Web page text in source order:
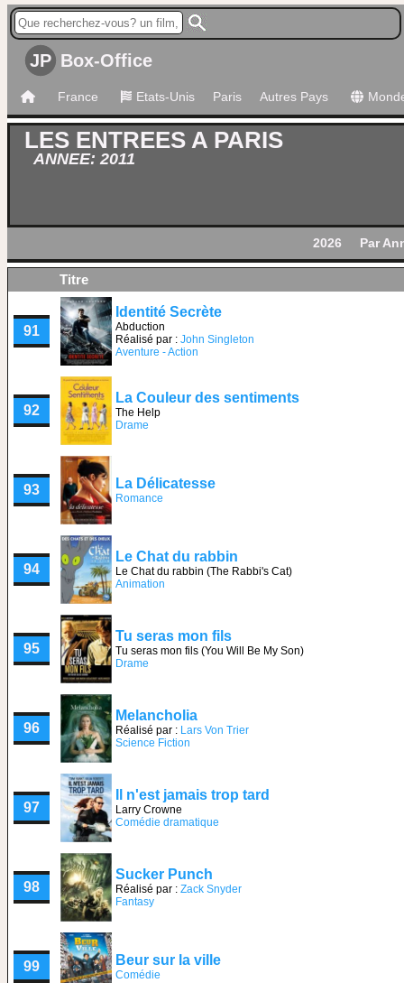
JP Box-Office
France Etats-Unis Paris Autres Pays
LES ENTREES A PARIS
ANNEE: 2011
2026 Par
Titre
91
Identité Secrète
Abduction
Réalisé par : John Singleton
Aventure - Action
92
La Couleur des sentiments
The Help
Drame
93 La Délicatesse
Romance
94
Le Chat du rabbin
Le Chat du rabbin (The Rabbi's Cat)
Animation
95
Tu seras mon fils
Tu seras mon fils (You Will Be My Son)
Drame
96
Melancholia
Réalisé par : Lars Von Trier
Science Fiction
97
Il n'est jamais trop tard
Larry Crowne
Comédie dramatique
98
Sucker Punch
Réalisé par : Zack Snyder
Fantasy
99 Beur sur la ville
Comédie